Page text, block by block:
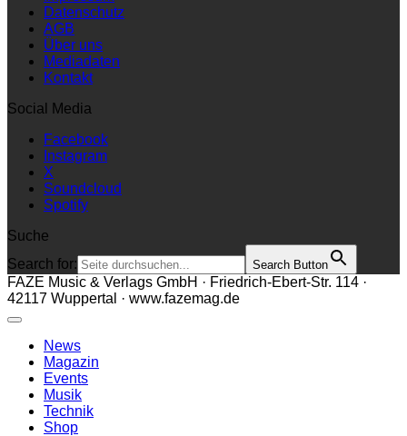
Datenschutz
AGB
Über uns
Mediadaten
Kontakt
Social Media
Facebook
Instagram
X
Soundcloud
Spotify
Suche
Search for:
Search Button
FAZE Music & Verlags GmbH · Friedrich-Ebert-Str. 114 ·
42117 Wuppertal · www.fazemag.de
News
Magazin
Events
Musik
Technik
Shop